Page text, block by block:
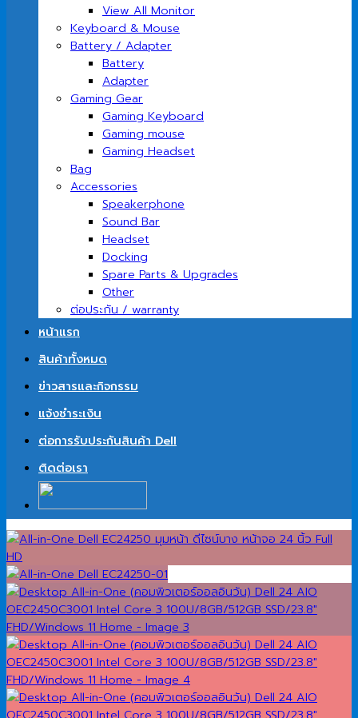
View All Monitor
Keyboard & Mouse
Battery / Adapter
Battery
Adapter
Gaming Gear
Gaming Keyboard
Gaming mouse
Gaming Headset
Bag
Accessories
Speakerphone
Sound Bar
Headset
Docking
Spare Parts & Upgrades
Other
ต่อประกัน / warranty
หน้าแรก
สินค้าทั้งหมด
ข่าวสารและกิจกรรม
แจ้งชำระเงิน
ต่อการรับประกันสินค้า Dell
ติดต่อเรา